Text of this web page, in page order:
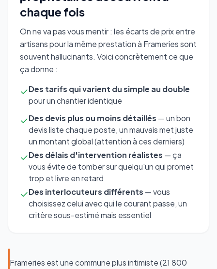
chaque fois
On ne va pas vous mentir : les écarts de prix entre
artisans pour la même prestation à Frameries sont
souvent hallucinants. Voici concrètement ce que
ça donne :
✓Des tarifs qui varient du simple au double
pour un chantier identique
✓Des devis plus ou moins détaillés — un bon
devis liste chaque poste, un mauvais met juste
un montant global (attention à ces derniers)
✓Des délais d'intervention réalistes — ça
vous évite de tomber sur quelqu'un qui promet
trop et livre en retard
✓Des interlocuteurs différents — vous
choisissez celui avec qui le courant passe, un
critère sous-estimé mais essentiel
Frameries est une commune plus intimiste (21 800